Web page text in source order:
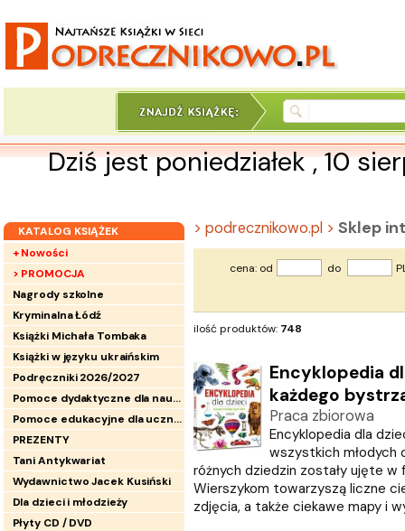
Dziś jest poniedziałek , 10
KATALOG KSIĄŻEK
+ Nowości
> PROMOCJA
Nagrody szkolne
Kryminalna Łódź
Książki Michała Tombaka
Książki w języku ukraińskim
Podręczniki 2026/2027
Pomoce dydaktyczne dla nauczycieli
Pomoce edukacyjne dla uczniów
PREZENTY
Tani Antykwariat
Wydawnictwo Jacek Kusiński
Dla dzieci i młodzieży
Płyty CD / DVD
> podrecznikowo.pl > Sklep
cena: od do
ilość produktów: 748
Encyklopedia
każdego
Praca zbiorowa
Encyklopedia dla
wszystkich młodych
różnych dziedzin zostały ujęte w
Wierszykom towarzyszą liczne
zdjęcia, a także ciekawe mapy i